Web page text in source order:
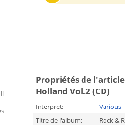
Propriétés de
Holland Vol.2 (CD)
Interpret:
Various
Titre de l'album:
Rock &